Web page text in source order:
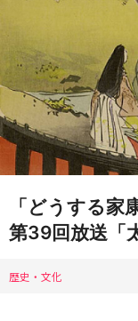
「どうする
第39回放送「
歴史・文化